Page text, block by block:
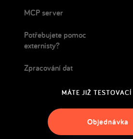
MCP server
Potřebujete pomoc
externisty?
Zpracování dat
MÁTE JIŽ TESTOVACÍ
Objednávka